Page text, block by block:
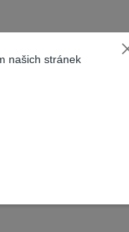
našich stránek